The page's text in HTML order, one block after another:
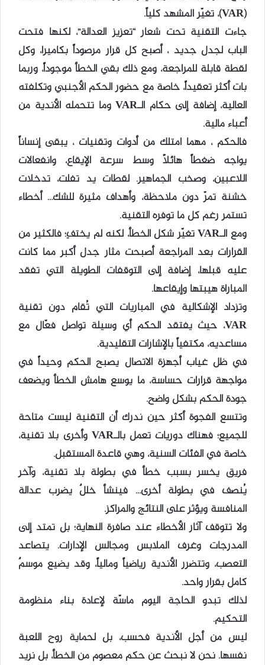
(VAR)، تغيّر المشهد كلياً.
جاءت التقنية تحت شعار “تعزيز العدالة”، لكنها فتحت
الباب لجدل جديد ، أصبح كل قرار مرصوداً بكاميرا، وكل
لقطة قابلة للمراجعة، ومع ذلك بقي الخطأ موجوداً، وربما
بات أكثر تعقيداً، خاصة مع حضور الحكم الأجنبي وتكلفته
العالية، إضافة إلى حكام الـVAR وما تتحمله الأندية من
أعباء مالية.
فالحكم ، مهما امتلك من أدوات وتقنيات ، يبقى إنساناً
يواجه ضغطاً هائلاً وسط سرعة الإيقاع، وانفعالات
اللاعبين، وصخب الجماهير. لقطات يد تفلت، تدخلات
خشنة تمرّ دون ملاحظة، وأهداف مثيرة للشك… أخطاء
تستمر رغم كل ما توفره التقنية.
ومع الـVAR تغيّر شكل الخطأ، لكنه لم يختفِ؛ فالكثير من
القرارات بعد المراجعة أصبحت مثار جدل أكبر مما كانت
عليه قبلها، إضافة إلى التوقفات الطويلة التي تفقد
المباراة هيبتها وإيقاعها.
وتزداد الإشكالية في المباريات التي تُقام دون تقنية
VAR، حيث يفتقد الحكم أي وسيلة تواصل فعّال مع
مساعديه، مكتفياً بالإشارات التقليدية.
في ظل غياب أجهزة الاتصال يصبح الحكم وحيداً في
مواجهة قرارات حساسة، ما يوسع هامش الخطأ ويضعف
جودة الحكم بشكل واضح.
وتتسع الفجوة أكثر حين ندرك أن التقنية ليست متاحة
للجميع؛ فهناك دوريات تعمل بالـVAR وأخرى بلا تقنية،
خاصة في الفئات السنية، وهي قاعدة المستقبل.
فريق يخسر بسبب خطأ في بطولة بلا تقنية، وآخر
يُنصف في بطولة أخرى… فينشأ خللٌ يضرب عدالة
المنافسة ويؤثر على النتائج والمراكز.
ولا تتوقف آثار الأخطاء عند صافرة النهاية؛ بل تمتد إلى
المدرجات وغرف الملابس ومجالس الإدارات. يتصاعد
التعصب، وتتضرر الأندية رياضياً ومالياً، وقد يضيع موسمٌ
كامل بقرار واحد.
لذلك تبدو الحاجة اليوم ماسّة لإعادة بناء منظومة
التحكيم.
ليس من أجل الأندية فحسب، بل لحماية روح اللعبة
نفسها. نحن لا نبحث عن حكم معصوم من الخطأ، بل نريد